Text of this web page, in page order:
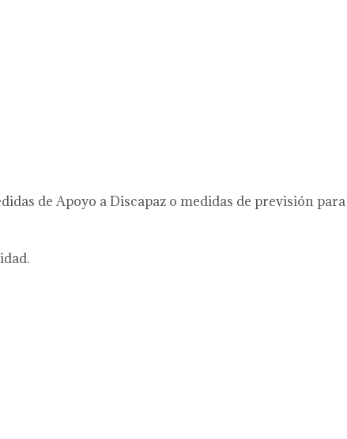
de Apoyo a Discapaz o medidas de previsión